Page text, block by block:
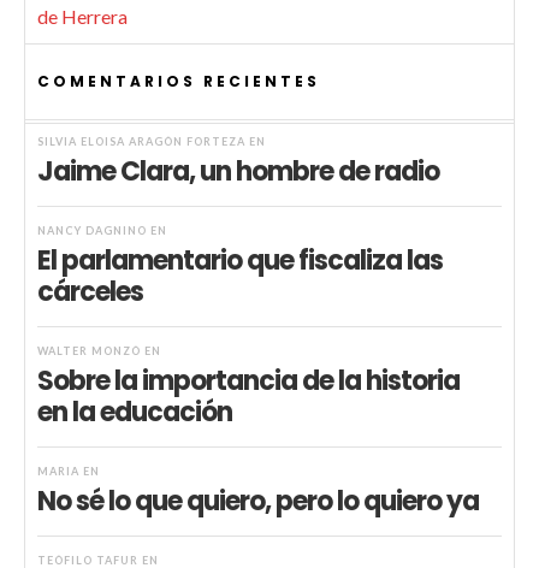
de Herrera
COMENTARIOS RECIENTES
SILVIA ELOISA ARAGÓN FORTEZA EN
Jaime Clara, un hombre de radio
NANCY DAGNINO EN
El parlamentario que fiscaliza las
cárceles
WALTER MONZÓ EN
Sobre la importancia de la historia
en la educación
MARIA EN
No sé lo que quiero, pero lo quiero ya
TEÓFILO TAFUR EN